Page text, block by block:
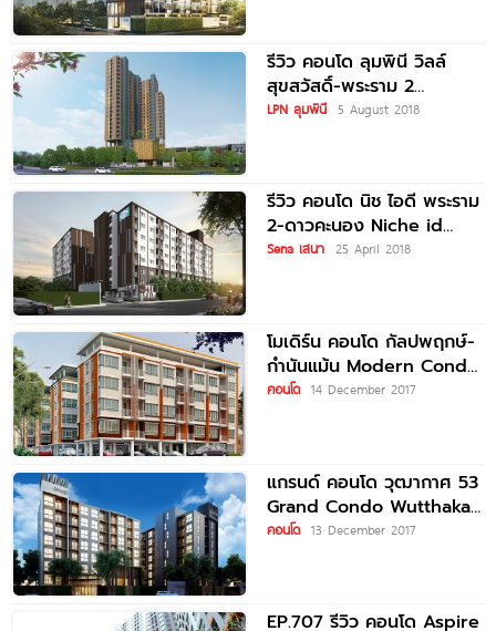
รีวิว คอนโด ลุมพินี วิลล์
สุขสวัสดิ์-พระราม 2
Lumpini Ville Suksawat-
LPN ลุมพินี 5 August 2018
รีวิว คอนโด นิช ไอดี พระราม
2-ดาวคะนอง Niche id
Rama 2-Daokhanong
Sena เสนา 25 April 2018
โมเดิร์น คอนโด กัลปพฤกษ์-
กำนันแม้น Modern Condo
Kalapapruek-
คอนโด 14 December 2017
แกรนด์ คอนโด วุฒากาศ 53
Grand Condo Wutthakat
53 ใกล้ BTS
คอนโด 13 December 2017
EP.707 รีวิว คอนโด Aspire